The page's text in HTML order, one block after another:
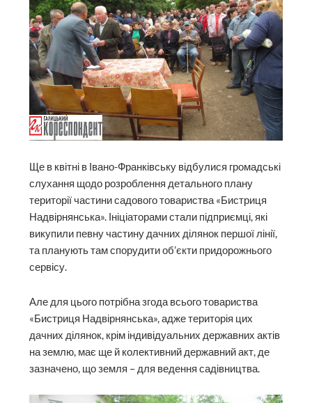
Ще в квітні в Івано-Франківську відбулися громадські
слухання щодо розроблення детального плану
території частини садового товариства «Бистриця
Надвірнянська». Ініціаторами стали підприємці, які
викупили певну частину дачних ділянок першої лінії,
та планують там спорудити об’єкти придорожнього
сервісу.
Але для цього потрібна згода всього товариства
«Бистриця Надвірнянська», адже територія цих
дачних ділянок, крім індивідуальних державних актів
на землю, має ще й колективний державний акт, де
зазначено, що земля – для ведення садівництва.